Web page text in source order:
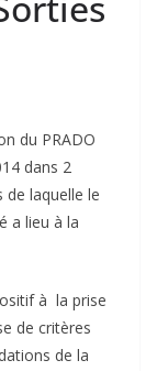
du PRADO
dans 2
laquelle le
a lieu à la
à la prise
de critères
de la